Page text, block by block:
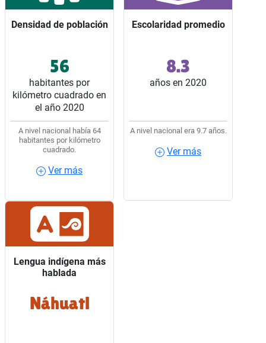
Densidad de población
56
habitantes por
kilómetro cuadrado en
el año 2020
A nivel nacional había 64
habitantes por kilómetro
cuadrado.
Ver más
Densidad de población
Ocupó el lugar 18 entre
los 32 estados del país.
Escolaridad promedio
8.3
años en 2020
A nivel nacional era 9.7 años.
Ver más
Escolaridad promedio
Ocupó el lugar 30 entre
los 32 estados del país.
Lengua indígena más
hablada
Náhuatl
Lengua indígena más
hablada
4 de cada 10 hablantes
de lengua indígena